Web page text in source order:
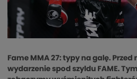
Fame MMA 27: typy na galę.
wydarzenie spod szyldu FAME.